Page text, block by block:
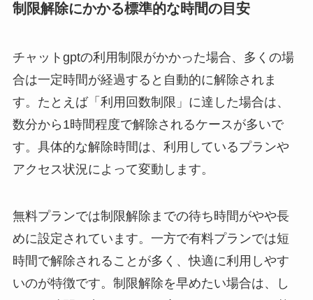
制限解除にかかる標準的な時間の目安
チャットgptの利用制限がかかった場合、多くの場
合は一定時間が経過すると自動的に解除されま
す。たとえば「利用回数制限」に達した場合は、
数分から1時間程度で解除されるケースが多いで
す。具体的な解除時間は、利用しているプランや
アクセス状況によって変動します。
無料プランでは制限解除までの待ち時間がやや長
めに設定されています。一方で有料プランでは短
時間で解除されることが多く、快適に利用しやす
いのが特徴です。制限解除を早めたい場合は、し